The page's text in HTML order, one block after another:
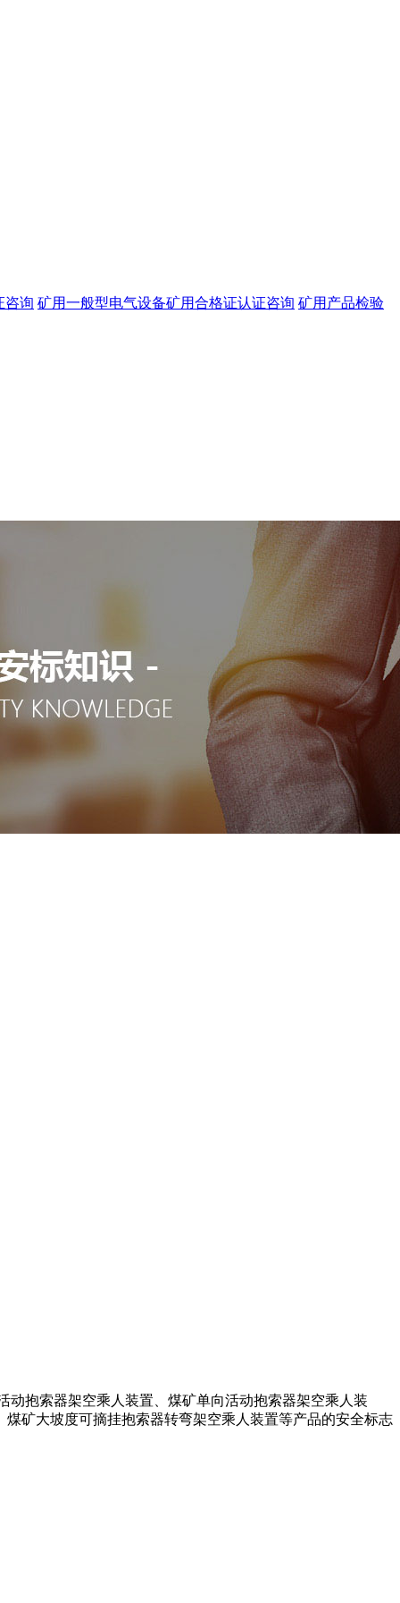
咨询 矿用一般型电气设备矿用合格证认证咨询 矿用产品检验
抱索器架空乘人装置、煤矿单向活动抱索器架空乘人装
矿大坡度可摘挂抱索器转弯架空乘人装置等产品的安全标志